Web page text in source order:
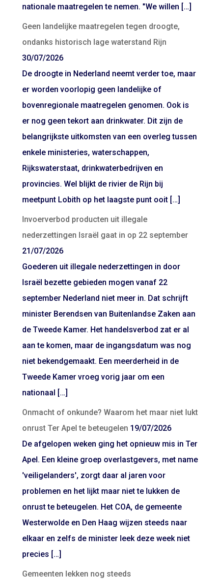
nationale maatregelen te nemen. "We willen […]
Geen landelijke maatregelen tegen droogte,
ondanks historisch lage waterstand Rijn
30/07/2026
De droogte in Nederland neemt verder toe, maar
er worden voorlopig geen landelijke of
bovenregionale maatregelen genomen. Ook is
er nog geen tekort aan drinkwater. Dit zijn de
belangrijkste uitkomsten van een overleg tussen
enkele ministeries, waterschappen,
Rijkswaterstaat, drinkwaterbedrijven en
provincies. Wel blijkt de rivier de Rijn bij
meetpunt Lobith op het laagste punt ooit […]
Invoerverbod producten uit illegale
nederzettingen Israël gaat in op 22 september
21/07/2026
Goederen uit illegale nederzettingen in door
Israël bezette gebieden mogen vanaf 22
september Nederland niet meer in. Dat schrijft
minister Berendsen van Buitenlandse Zaken aan
de Tweede Kamer. Het handelsverbod zat er al
aan te komen, maar de ingangsdatum was nog
niet bekendgemaakt. Een meerderheid in de
Tweede Kamer vroeg vorig jaar om een
nationaal […]
Onmacht of onkunde? Waarom het maar niet lukt
onrust Ter Apel te beteugelen 19/07/2026
De afgelopen weken ging het opnieuw mis in Ter
Apel. Een kleine groep overlastgevers, met name
'veiligelanders', zorgt daar al jaren voor
problemen en het lijkt maar niet te lukken de
onrust te beteugelen. Het COA, de gemeente
Westerwolde en Den Haag wijzen steeds naar
elkaar en zelfs de minister leek deze week niet
precies […]
Gemeenten lekken nog steeds